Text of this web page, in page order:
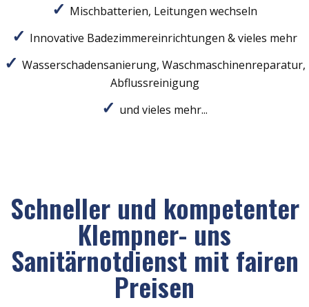
Mischbatterien, Leitungen wechseln
Innovative Badezimmereinrichtungen & vieles mehr
Wasserschadensanierung, Waschmaschinenreparatur,
Abflussreinigung
und vieles mehr...
Schneller und kompetenter
Klempner- uns
Sanitärnotdienst mit fairen
Preisen